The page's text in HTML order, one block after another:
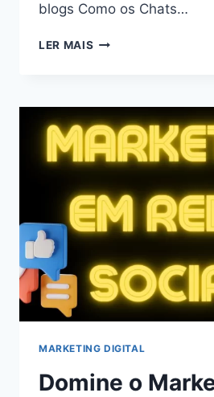
blogs Como os Chats…
LER MAIS
GPT
PARA
BLOGS
EM
MARKETING DIGITAL
Domine o